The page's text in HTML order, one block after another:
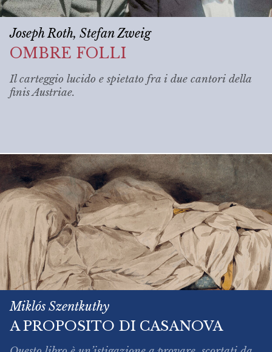
Joseph Roth, Stefan Zweig
OMBRE FOLLI
Il carteggio lucido e spietato fra i due cantori della
finis Austriae.
Miklós Szentkuthy
A PROPOSITO DI CASANOVA